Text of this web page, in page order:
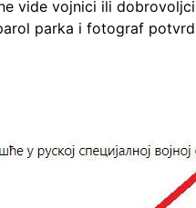
vide vojnici ili
parka i fotograf